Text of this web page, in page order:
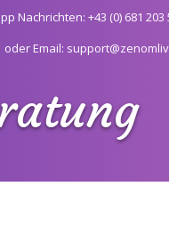
Nachrichten: +43 (0) 681 203
oder Email: